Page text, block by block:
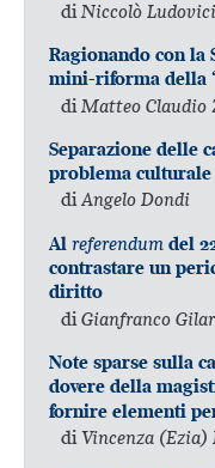
diNiccolò Ludovici
Ragionando con
mini-riforma della
di Matteo Claudio
Separazione delle
problema culturale
diAngelo Dondi
Al referendum del
contrastare un
diritto
di Gianfranco
Note sparse sulla
dovere della
fornire elementi
diVincenza (Ezia)